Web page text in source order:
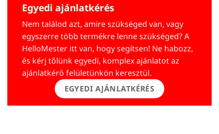
Egyedi ajánlatkérés
Nem találod azt, amire szükséged van, vagy
egyszerre több termékre lenne szükséged? A
HelloMester itt van, hogy segítsen! Ne habozz,
és kérj tőlünk egyedi, komplex ajánlatot az
ajánlatkérő felületünkön keresztül.
EGYEDI AJÁNLATKÉRÉS